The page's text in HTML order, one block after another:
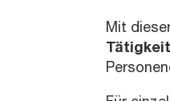
Mit